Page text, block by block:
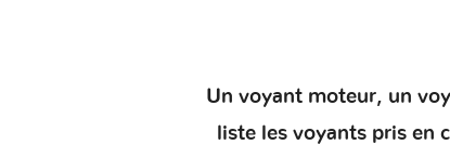
Un voyant moteur, un
liste les voyants pris en